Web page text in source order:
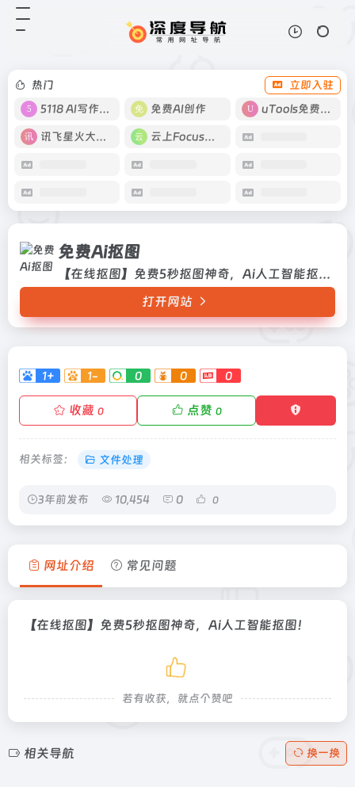
热门
立即入驻
5118 AI写作工具
免费AI创作 uTools免费工具箱
讯飞星火大模型 云上Focus接码
免费Ai抠图
【在线抠图】免费5秒抠图神奇，Ai人工智能抠图！
打开网站
1+ 1- 0 0 0
收藏 0 点赞 0
相关标签： 文件处理
3年前发布 10,454 0 0
网址介绍 常见问题
【在线抠图】免费5秒抠图神奇，Ai人工智能抠图！
若有收获，就点个赞吧
相关导航 换一换